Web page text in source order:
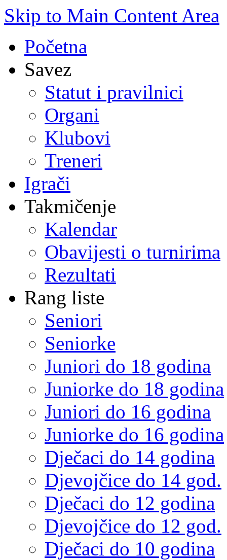
Skip to Main Content Area
Početna
Savez
Statut i pravilnici
Organi
Klubovi
Treneri
Igrači
Takmičenje
Kalendar
Obavijesti o turnirima
Rezultati
Rang liste
Seniori
Seniorke
Juniori do 18 godina
Juniorke do 18 godina
Juniori do 16 godina
Juniorke do 16 godina
Dječaci do 14 godina
Djevojčice do 14 god.
Dječaci do 12 godina
Djevojčice do 12 god.
Dječaci do 10 godina